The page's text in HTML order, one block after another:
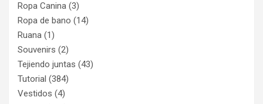
Ropa Canina (3)
Ropa de bano (14)
Ruana (1)
Souvenirs (2)
Tejiendo juntas (43)
Tutorial (384)
Vestidos (4)